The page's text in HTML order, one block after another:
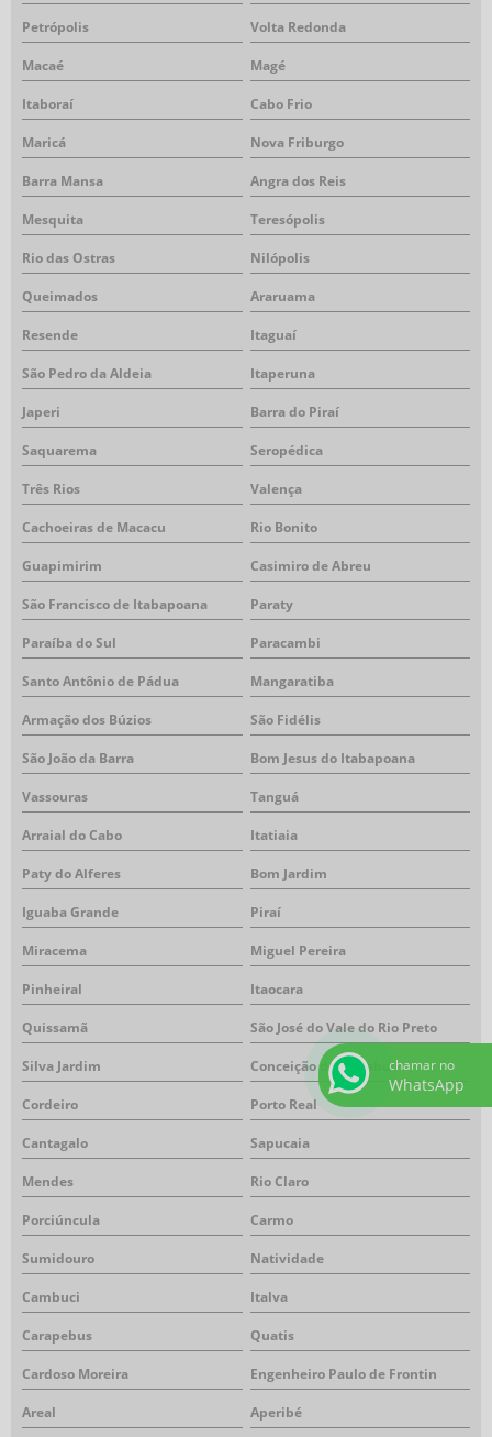
Petrópolis Volta Redonda
Macaé Magé
Itaboraí Cabo Frio
Maricá Nova Friburgo
Barra Mansa Angra dos Reis
Mesquita Teresópolis
Rio das Ostras Nilópolis
Queimados Araruama
Resende Itaguaí
São Pedro da Aldeia Itaperuna
Japeri Barra do Piraí
Saquarema Seropédica
Três Rios Valença
Cachoeiras de Macacu Rio Bonito
Guapimirim Casimiro de Abreu
São Francisco de Itabapoana Paraty
Paraíba do Sul Paracambi
Santo Antônio de Pádua Mangaratiba
Armação dos Búzios São Fidélis
São João da Barra Bom Jesus do Itabapoana
Vassouras Tanguá
Arraial do Cabo Itatiaia
Paty do Alferes Bom Jardim
Iguaba Grande Piraí
Miracema Miguel Pereira
Pinheiral Itaocara
Quissamã São José do Vale do Rio Preto
Silva Jardim Conceição de Macabu
Cordeiro Porto Real
Cantagalo Sapucaia
Mendes Rio Claro
Porciúncula Carmo
Sumidouro Natividade
Cambuci Italva
Carapebus Quatis
Cardoso Moreira Engenheiro Paulo de Frontin
Areal Aperibé
chamar no
WhatsApp